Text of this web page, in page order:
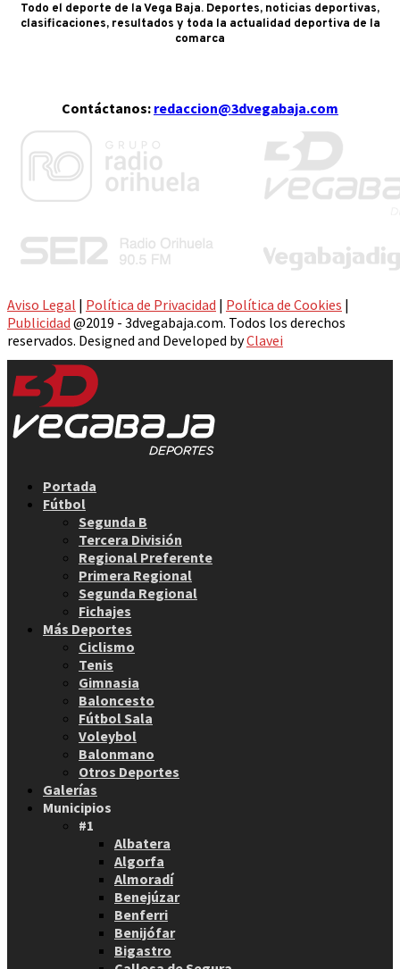
Todo el deporte de la Vega Baja. Deportes, noticias deportivas,
clasificaciones, resultados y toda la actualidad deportiva de la
comarca
Contáctanos: redaccion@3dvegabaja.com
Aviso Legal | Política de Privacidad | Política de Cookies |
Publicidad @2019 - 3dvegabaja.com. Todos los derechos
reservados. Designed and Developed byClavei
Portada
Fútbol
Segunda B
Tercera División
Regional Preferente
Primera Regional
Segunda Regional
Fichajes
Más Deportes
Ciclismo
Tenis
Gimnasia
Baloncesto
Fútbol Sala
Voleybol
Balonmano
Otros Deportes
Galerías
Municipios
#1
Albatera
Algorfa
Almoradí
Benejúzar
Benferri
Benijófar
Bigastro